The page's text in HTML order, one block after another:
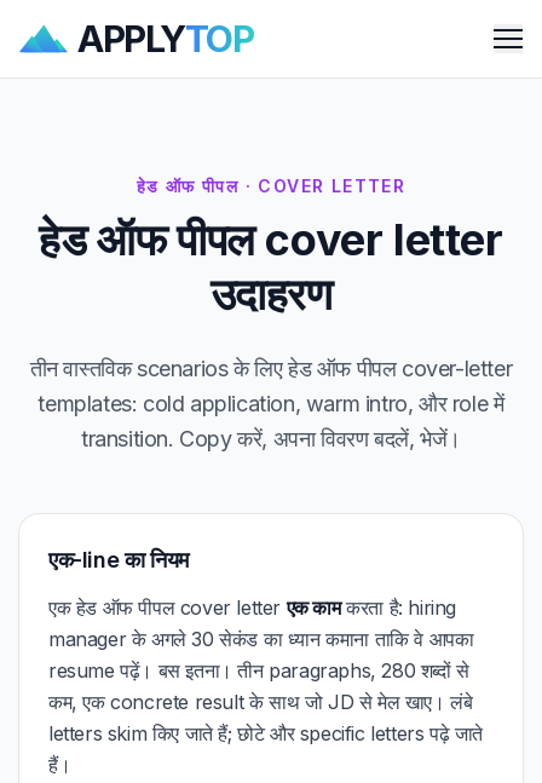
APPLYTOP
हेड ऑफ पीपल · COVER LETTER
हेड ऑफ पीपल cover letter
उदाहरण
तीन वास्तविक scenarios के लिए हेड ऑफ पीपल cover-letter
templates: cold application, warm intro, और role में
transition. Copy करें, अपना विवरण बदलें, भेजें।
एक-line का नियम
एक हेड ऑफ पीपल cover letterएक कामकरता है: hiring
manager के अगले 30 सेकंड का ध्यान कमाना ताकि वे आपका
resume पढ़ें। बस इतना। तीन paragraphs, 280 शब्दों से
कम, एक concrete result के साथ जो JD से मेल खाए। लंबे
letters skim किए जाते हैं; छोटे और specific letters पढ़े जाते
हैं।